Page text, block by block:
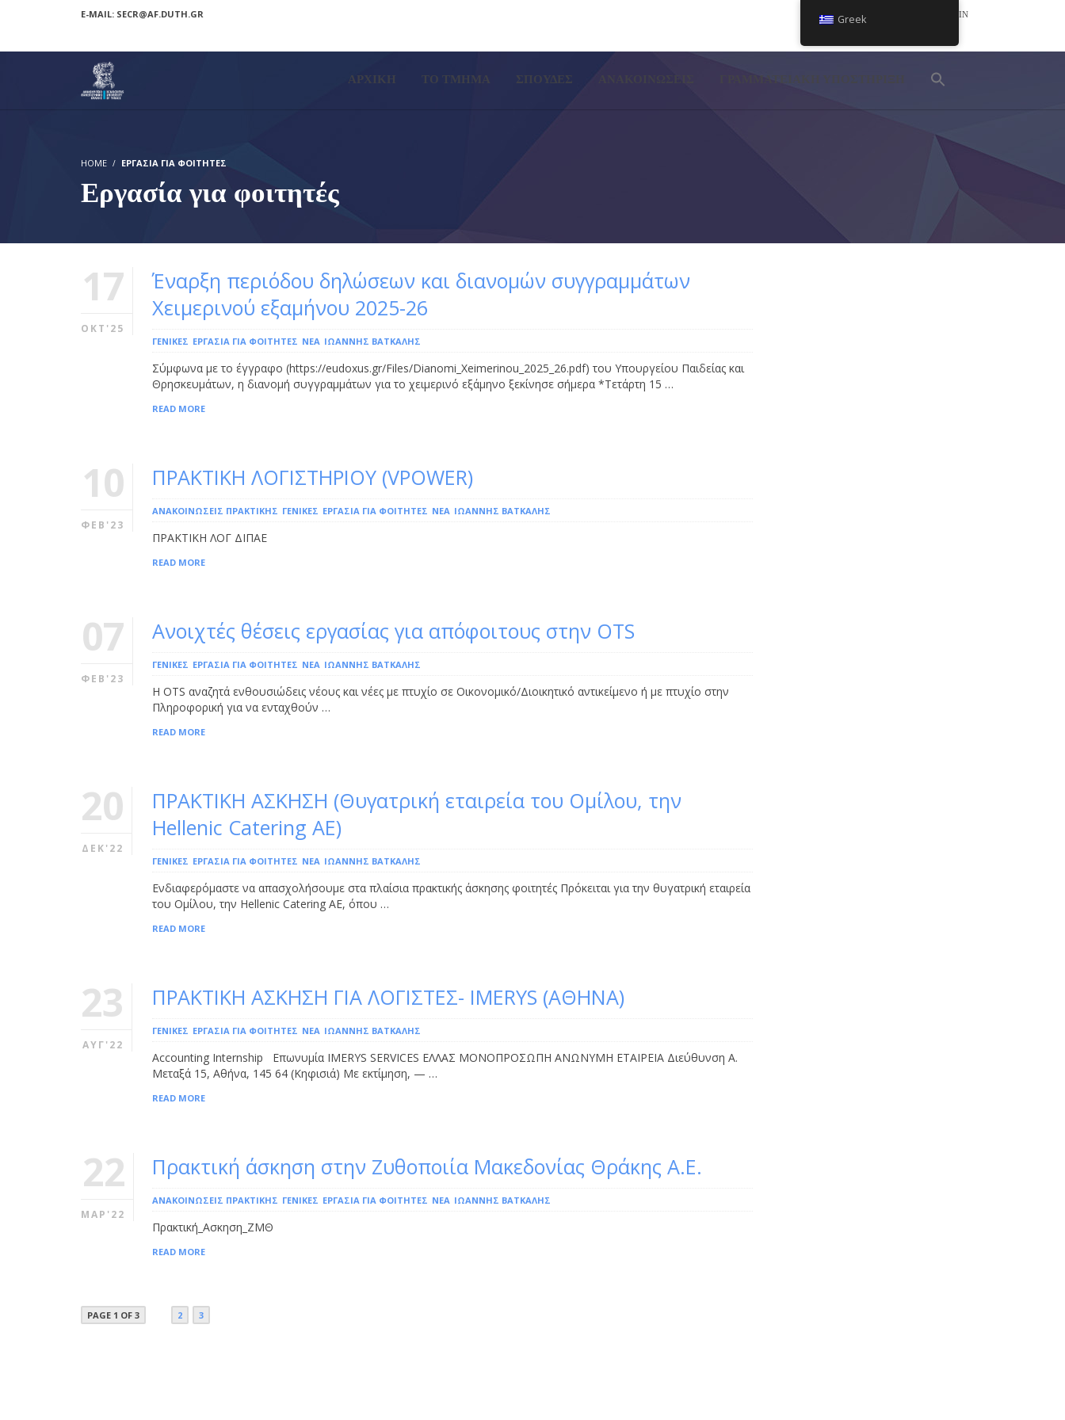
E-MAIL: SECR@AF.DUTH.GR LOGIN
ΑΡΧΙΚΗ ΤΟ ΤΜΉΜΑ ΣΠΟΥΔΕΣ ΓΡΑΜΜΑΤΕΙΑΚΗ ΥΠΟΣΤΗΡΙΞΗ
HOME ΕΡΓΑΣΊΑ ΓΙΑ ΦΟΙΤΗΤΈΣ
Εργασία για φοιτητές
17
ΟΚΤ'25
Έναρξη περιόδου δηλώσεων και διανομών συγγραμμάτων
Χειμερινού εξαμήνου 2025-26
ΓΕΝΙΚΕΣ ΕΡΓΑΣΊΑ ΓΙΑ ΦΟΙΤΗΤΈΣ ΝΕΑ ΙΩΆΝΝΗΣ ΒΆΤΚΑΛΗΣ
Σύμφωνα με το έγγραφο (https://eudoxus.gr/Files/Dianomi_Xeimerinou_2025_26.pdf) του Υπουργείου Παιδείας και
Θρησκευμάτων, η διανομή συγγραμμάτων για το χειμερινό εξάμηνο ξεκίνησε σήμερα *Τετάρτη 15 …
READ MORE
10
ΦΕΒ'23
ΠΡΑΚΤΙΚΗ ΛΟΓΙΣΤΗΡΙΟΥ (VPOWER)
ΑΝΑΚΟΙΝΩΣΕΙΣ ΠΡΑΚΤΙΚΗΣ ΓΕΝΙΚΕΣ ΕΡΓΑΣΊΑ ΓΙΑ ΦΟΙΤΗΤΈΣ ΝΕΑ ΙΩΆΝΝΗΣ ΒΆΤΚΑΛΗΣ
ΠΡΑΚΤΙΚΗ ΛΟΓ ΔΙΠΑΕ
READ MORE
07
ΦΕΒ'23
Ανοιχτές θέσεις εργασίας για απόφοιτους στην OTS
ΓΕΝΙΚΕΣ ΕΡΓΑΣΊΑ ΓΙΑ ΦΟΙΤΗΤΈΣ ΝΕΑ ΙΩΆΝΝΗΣ ΒΆΤΚΑΛΗΣ
H ΟΤS αναζητά ενθουσιώδεις νέους και νέες με πτυχίο σε Οικονομικό/Διοικητικό αντικείμενο ή με πτυχίο στην
Πληροφορική για να ενταχθούν …
READ MORE
20
ΔΕΚ'22
ΠΡΑΚΤΙΚΗ ΑΣΚΗΣΗ (Θυγατρική εταιρεία του Ομίλου, την
Hellenic Catering ΑΕ)
ΓΕΝΙΚΕΣ ΕΡΓΑΣΊΑ ΓΙΑ ΦΟΙΤΗΤΈΣ ΝΕΑ ΙΩΆΝΝΗΣ ΒΆΤΚΑΛΗΣ
Ενδιαφερόμαστε να απασχολήσουμε στα πλαίσια πρακτικής άσκησης φοιτητές Πρόκειται για την θυγατρική εταιρεία
του Ομίλου, την Hellenic Catering ΑΕ, όπου …
READ MORE
23
ΑΥΓ'22
ΠΡΑΚΤΙΚΗ ΑΣΚΗΣΗ ΓΙΑ ΛΟΓΙΣΤΕΣ- IMERYS (ΑΘΗΝΑ)
ΓΕΝΙΚΕΣ ΕΡΓΑΣΊΑ ΓΙΑ ΦΟΙΤΗΤΈΣ ΝΕΑ ΙΩΆΝΝΗΣ ΒΆΤΚΑΛΗΣ
Accounting Internship Επωνυμία IMERYS SERVICES ΕΛΛΑΣ ΜΟΝΟΠΡΟΣΩΠΗ ΑΝΩΝΥΜΗ ΕΤΑΙΡΕΙΑ Διεύθυνση Α.
Μεταξά 15, Αθήνα, 145 64 (Κηφισιά) Με εκτίμηση, — …
READ MORE
22
ΜΑΡ'22
Πρακτική άσκηση στην Ζυθοποιία Μακεδονίας Θράκης Α.Ε.
ΑΝΑΚΟΙΝΩΣΕΙΣ ΠΡΑΚΤΙΚΗΣ ΓΕΝΙΚΕΣ ΕΡΓΑΣΊΑ ΓΙΑ ΦΟΙΤΗΤΈΣ ΝΕΑ ΙΩΆΝΝΗΣ ΒΆΤΚΑΛΗΣ
Πρακτική_Ασκηση_ΖΜΘ
READ MORE
PAGE 1 OF 3 2 3
Greek